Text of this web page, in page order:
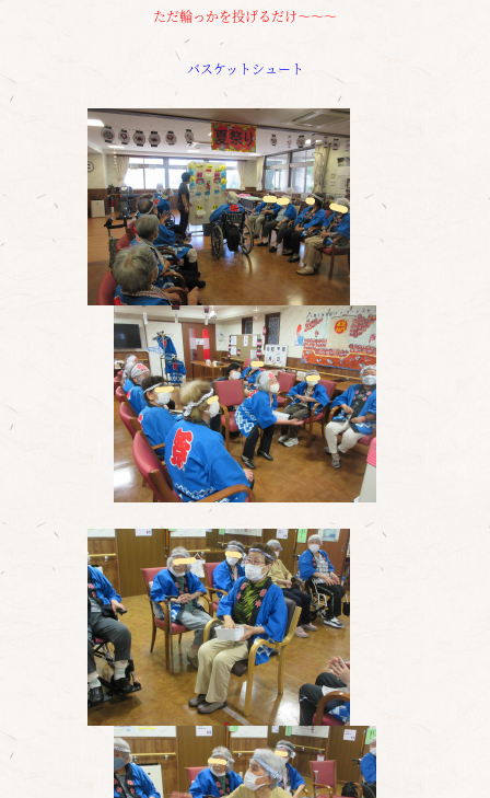
ただ輪っかを投げるだけ～～～
バスケットシュート